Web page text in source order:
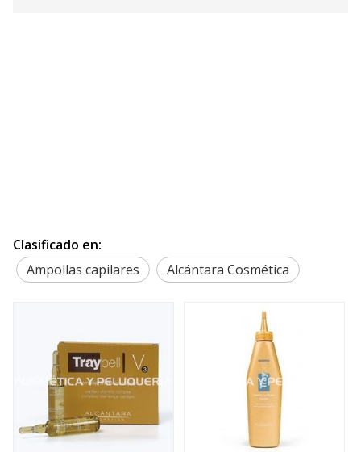
Clasificado en:
Ampollas capilares
Alcántara Cosmética